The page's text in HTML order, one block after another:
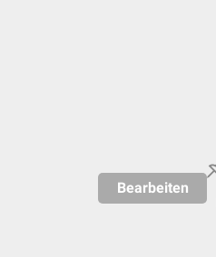
Bearbeiten